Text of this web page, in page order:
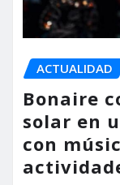
ACTUALIDAD
Bonaire
solar en
con